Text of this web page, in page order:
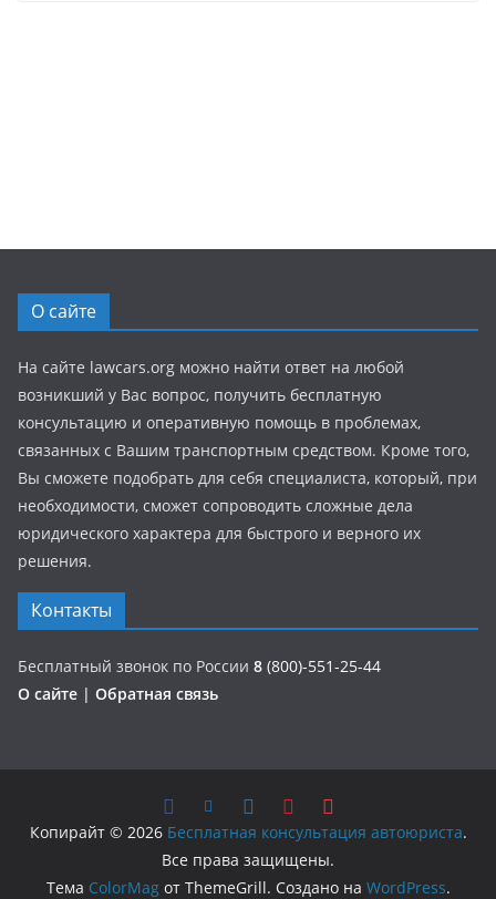
О сайте
На сайте lawcars.org можно найти ответ на любой
возникший у Вас вопрос, получить бесплатную
консультацию и оперативную помощь в проблемах,
связанных с Вашим транспортным средством. Кроме того,
Вы сможете подобрать для себя специалиста, который, при
необходимости, сможет сопроводить сложные дела
юридического характера для быстрого и верного их
решения.
Контакты
Бесплатный звонок по России 8 (800)-551-25-44
О сайте | Обратная связь
Копирайт © 2026 Бесплатная консультация автоюриста.
Все права защищены.
Тема ColorMagот ThemeGrill. Создано на WordPress.